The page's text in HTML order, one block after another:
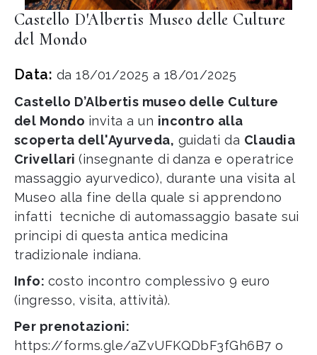
Castello D'Albertis Museo delle Culture
del Mondo
Data: da 18/01/2025 a 18/01/2025
Castello D’Albertis museo delle Culture
del Mondo invita a un incontro alla
scoperta dell'Ayurveda, guidati da Claudia
Crivellari(insegnante di danza e operatrice
massaggio ayurvedico), durante una visita al
Museo alla fine della quale si apprendono
infatti tecniche di automassaggio basate sui
principi di questa antica medicina
tradizionale indiana.
Info: costo incontro complessivo 9 euro
(ingresso, visita, attività).
Per prenotazioni:
https://forms.gle/aZvUFKQDbF3fGh6B7 o